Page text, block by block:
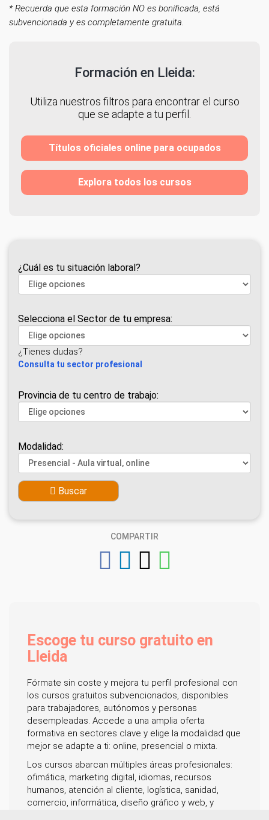
* Recuerda que esta formación NO es bonificada, está
subvencionada y es completamente gratuita.
Formación en Lleida:
Utiliza nuestros filtros para encontrar el curso
que se adapte a tu perfil.
Títulos oficiales online para ocupados
Explora todos los cursos
¿Cuál es tu situación laboral?
Selecciona el Sector de tu empresa:
¿Tienes dudas?
Consulta tu sector profesional
Provincia de tu centro de trabajo:
Modalidad:
Buscar
COMPARTIR
Escoge tu curso gratuito en
Lleida
Fórmate sin coste y mejora tu perfil profesional con
los cursos gratuitos subvencionados, disponibles
para trabajadores, autónomos y personas
desempleadas. Accede a una amplia oferta
formativa en sectores clave y elige la modalidad que
mejor se adapte a ti: online, presencial o mixta.
Los cursos abarcan múltiples áreas profesionales:
ofimática, marketing digital, idiomas, recursos
humanos, atención al cliente, logística, sanidad,
comercio, informática, diseño gráfico y web, y